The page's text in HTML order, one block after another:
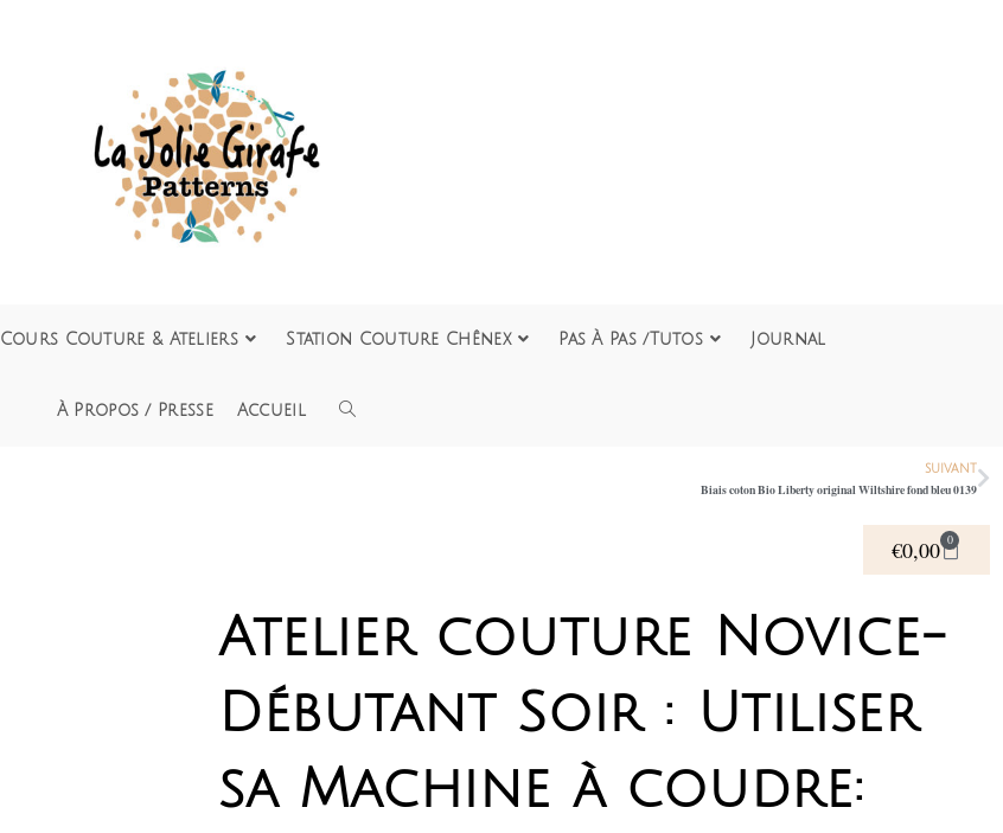
Cours Couture & Ateliers Station Couture Chênex Pas À Pas /Tutos Journal
À Propos / Presse Accueil
SUIVANT
Biais coton Bio Liberty original Wiltshire fond bleu 0139
€0,00 0
Atelier couture Novice-
Débutant Soir : Utiliser
sa Machine à coudre: